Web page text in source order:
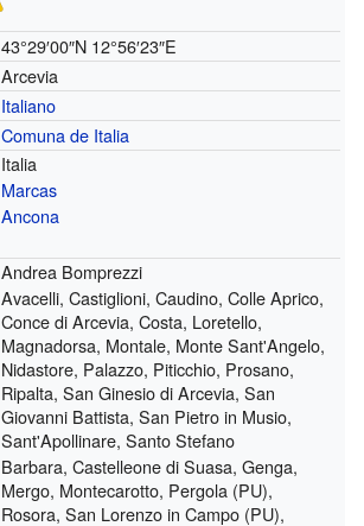
43°29′00″N 12°56′23″E
Arcevia
Italiano
Comuna de Italia
Italia
Marcas
Ancona
Andrea Bomprezzi
Avacelli, Castiglioni, Caudino, Colle Aprico,
Conce di Arcevia, Costa, Loretello,
Magnadorsa, Montale, Monte Sant'Angelo,
Nidastore, Palazzo, Piticchio, Prosano,
Ripalta, San Ginesio di Arcevia, San
Giovanni Battista, San Pietro in Musio,
Sant'Apollinare, Santo Stefano
Barbara, Castelleone di Suasa, Genga,
Mergo, Montecarotto, Pergola (PU),
Rosora, San Lorenzo in Campo (PU),